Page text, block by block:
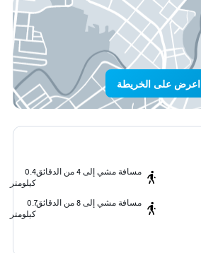
اعرض على الخريطة
مسافة مشي إلى 4 من الدقائق
0.4
كيلومتر
مسافة مشي إلى 8 من الدقائق
0.7
كيلومتر